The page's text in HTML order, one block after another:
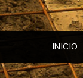
INICIO